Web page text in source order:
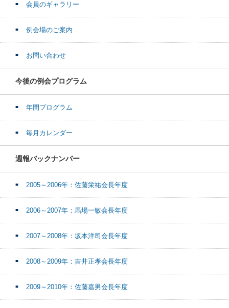
会員のギャラリー
例会場のご案内
お問い合わせ
今後の例会プログラム
年間プログラム
毎月カレンダー
週報バックナンバー
2005～2006年：佐藤栄祐会長年度
2006～2007年：馬場一敏会長年度
2007～2008年：坂本洋司会長年度
2008～2009年：吉井正孝会長年度
2009～2010年：佐藤嘉男会長年度